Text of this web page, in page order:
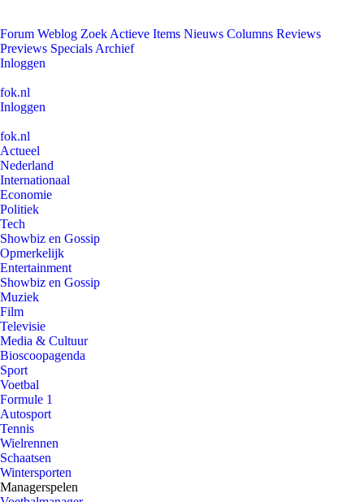
Forum Weblog Zoek Actieve Items Nieuws Columns Reviews
Previews Specials Archief
Inloggen
fok.nl
Inloggen
fok.nl
Actueel
Nederland
Internationaal
Economie
Politiek
Tech
Showbiz en Gossip
Opmerkelijk
Entertainment
Showbiz en Gossip
Muziek
Film
Televisie
Media & Cultuur
Bioscoopagenda
Sport
Voetbal
Formule 1
Autosport
Tennis
Wielrennen
Schaatsen
Wintersporten
Managerspelen